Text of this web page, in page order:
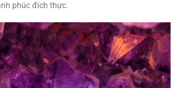
phúc đích thực.